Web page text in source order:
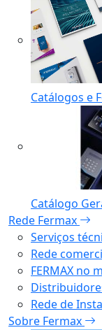
Catálogos e
Catálogo
Rede Fermax
Serviços
Rede
FERMAX no
Rede de
Sobre Fermax